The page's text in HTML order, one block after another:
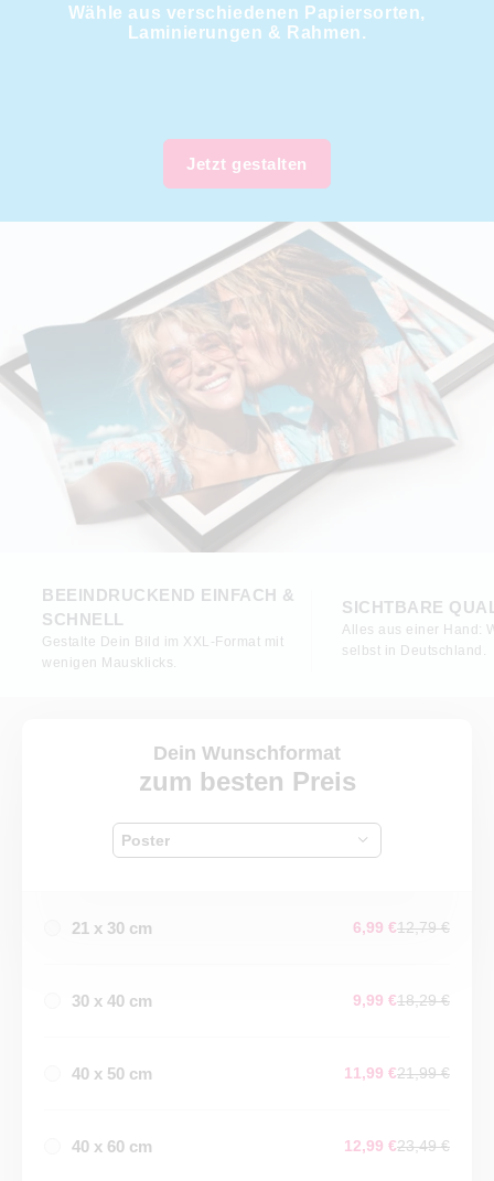
Wähle aus verschiedenen Papiersorten,
Laminierungen & Rahmen.
Jetzt gestalten
BEEINDRUCKEND EINFACH &
SCHNELL
Gestalte Dein Bild im XXL-Format mit
wenigen Mausklicks.
SICHTBARE
Alles aus einer Hand:
selbst in Deutschland.
Dein Wunschformat
zum besten Preis
Poster
21 x 30 cm 6,99 €12,79 €
30 x 40 cm 9,99 €18,29 €
40 x 50 cm 11,99 €21,99 €
40 x 60 cm 12,99 €23,49 €